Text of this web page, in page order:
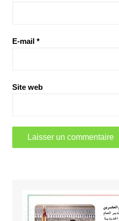
E-mail *
Site web